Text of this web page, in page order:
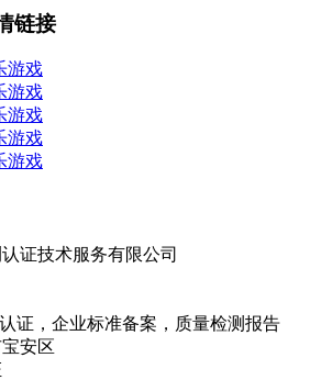
链接
游戏
游戏
游戏
游戏
游戏
证技术服务有限公司
认证，企业标准备案，质量检测报告
安区